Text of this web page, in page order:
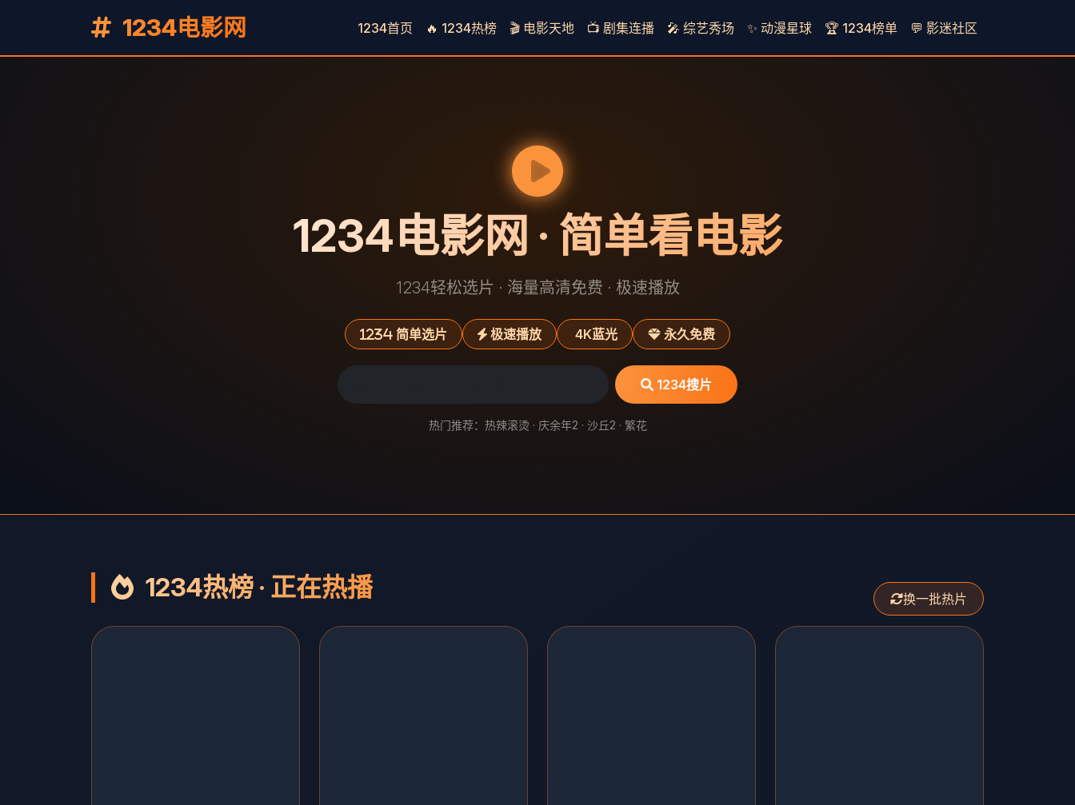
1234电影网 1234首页 🔥 1234热榜 🎬 电影天地 📺 剧集连播 🎤 综艺秀场 ✨ 动漫星球 🏆 1234榜单 💬 影迷社区
1234电影网 · 简单看电影
1234轻松选片 · 海量高清免费 · 极速播放
简单选片 极速播放 4K蓝光 永久免费
1234搜片
热门推荐：热辣滚烫 · 庆余年2 · 沙丘2 · 繁花
1234热榜 · 正在热播 换一批热片